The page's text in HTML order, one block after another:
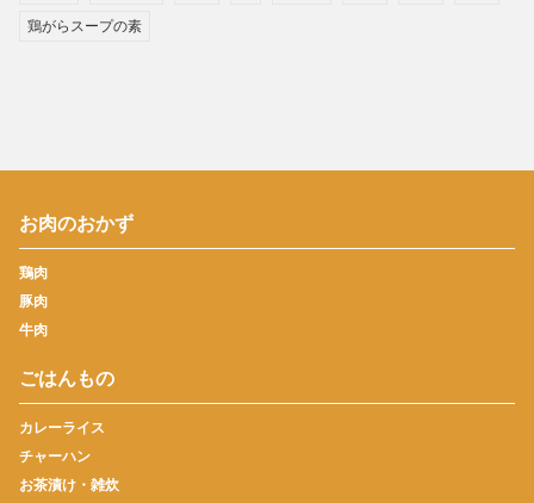
鶏がらスープの素
お肉のおかず
鶏肉
豚肉
牛肉
ごはんもの
カレーライス
チャーハン
お茶漬け・雑炊